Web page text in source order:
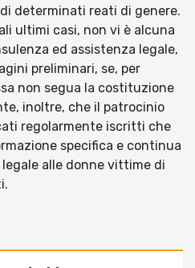
determinati reati di genere.
ultimi casi, non vi è alcuna
ed assistenza legale,
preliminari, se, per
non segua la costituzione
inoltre, che il patrocinio
regolarmente iscritti che
specifica e continua
alle donne vittime di